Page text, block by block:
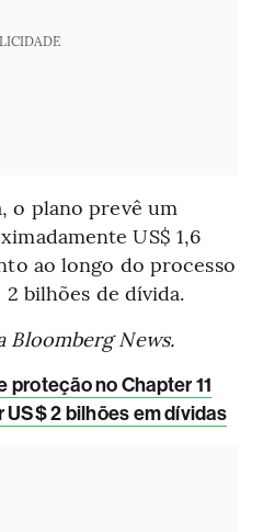
o plano prevê um
US$ 1,6
ao longo do processo
bilhões de dívida.
Bloomberg News.
proteção no Chapter 11
US$ 2 bilhões em dívidas